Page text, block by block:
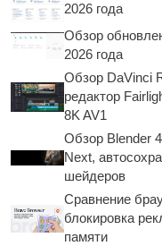
2026 года
Обзор
2026 года
Обзор DaVinci
редактор
8K AV1
Обзор Blender
Next,
шейдеров
Сравнение
блокировка
памяти